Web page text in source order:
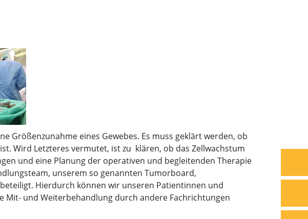
Größenzunahme eines Gewebes. Es muss geklärt werden, ob
Wird Letzteres vermutet, ist zu klären, ob das Zellwachstum
und eine Planung der operativen und begleitenden Therapie
unserem so genannten Tumorboard,
Hierdurch können wir unseren Patientinnen und
und Weiterbehandlung durch andere Fachrichtungen